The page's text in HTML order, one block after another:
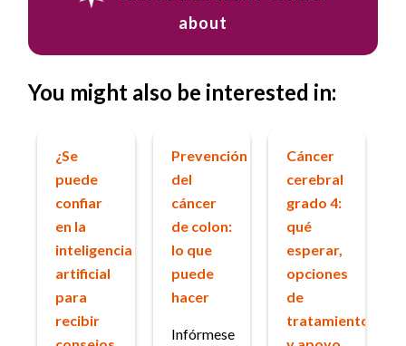
about
You might also be interested in:
¿Se
puede
confiar
en la
inteligencia
artificial
para
recibir
Prevención
del
cáncer
de colon:
lo que
puede
hacer
Infórmese
Cáncer
cerebral
grado 4:
qué
esperar,
opciones
de
tratamiento